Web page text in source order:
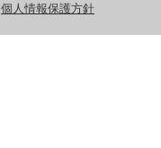
個人情報保護方針